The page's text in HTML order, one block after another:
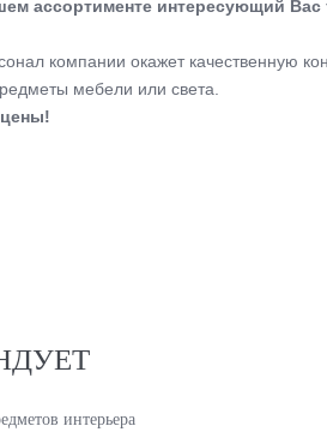
ассортименте интересующий Вас
компании окажет качественную
мебели или света.
интерьера